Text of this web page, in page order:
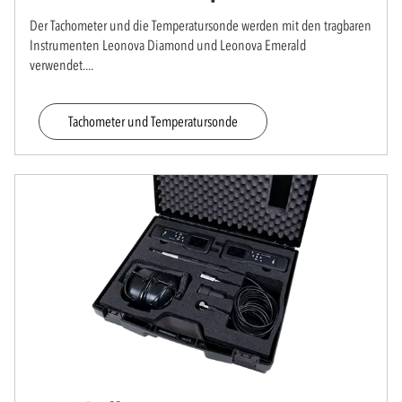
Der Tachometer und die Temperatursonde werden mit den tragbaren
Instrumenten Leonova Diamond und Leonova Emerald
verwendet....
Tachometer und Temperatursonde